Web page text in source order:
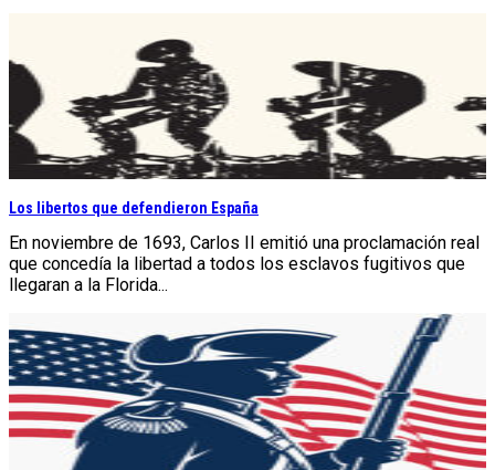
Los libertos que defendieron España
En noviembre de 1693, Carlos II emitió una proclamación real
que concedía la libertad a todos los esclavos fugitivos que
llegaran a la Florida...